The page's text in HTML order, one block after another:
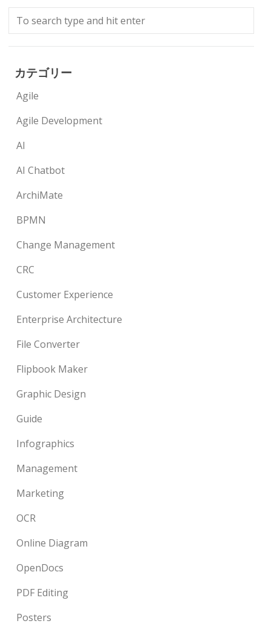
カテゴリー
Agile
Agile Development
AI
AI Chatbot
ArchiMate
BPMN
Change Management
CRC
Customer Experience
Enterprise Architecture
File Converter
Flipbook Maker
Graphic Design
Guide
Infographics
Management
Marketing
OCR
Online Diagram
OpenDocs
PDF Editing
Posters